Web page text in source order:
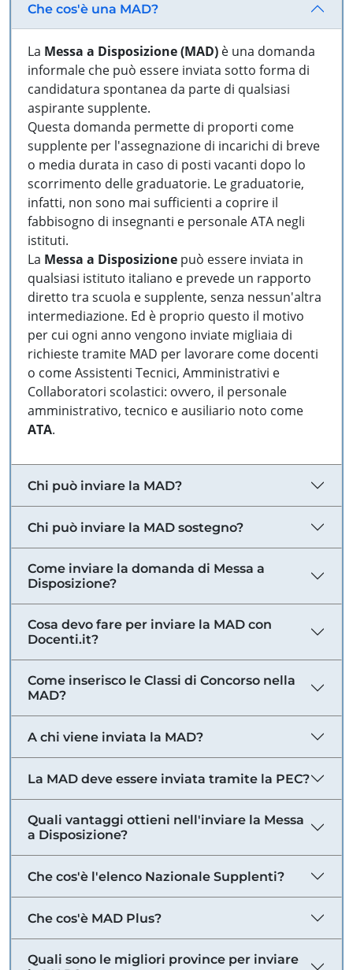
Che cos'è una MAD?
La Messa a Disposizione (MAD) è una domanda
informale che può essere inviata sotto forma di
candidatura spontanea da parte di qualsiasi
aspirante supplente.
Questa domanda permette di proporti come
supplente per l'assegnazione di incarichi di breve
o media durata in caso di posti vacanti dopo lo
scorrimento delle graduatorie. Le graduatorie,
infatti, non sono mai sufficienti a coprire il
fabbisogno di insegnanti e personale ATA negli
istituti.
La Messa a Disposizione può essere inviata in
qualsiasi istituto italiano e prevede un rapporto
diretto tra scuola e supplente, senza nessun'altra
intermediazione. Ed è proprio questo il motivo
per cui ogni anno vengono inviate migliaia di
richieste tramite MAD per lavorare come docenti
o come Assistenti Tecnici, Amministrativi e
Collaboratori scolastici: ovvero, il personale
amministrativo, tecnico e ausiliario noto come
ATA.
Chi può inviare la MAD?
Chi può inviare la MAD sostegno?
Come inviare la domanda di Messa a
Disposizione?
Cosa devo fare per inviare la MAD con
Docenti.it?
Come inserisco le Classi di Concorso nella
MAD?
A chi viene inviata la MAD?
La MAD deve essere inviata tramite la PEC?
Quali vantaggi ottieni nell'inviare la Messa
a Disposizione?
Che cos'è l'elenco Nazionale Supplenti?
Che cos'è MAD Plus?
Quali sono le migliori province per inviare